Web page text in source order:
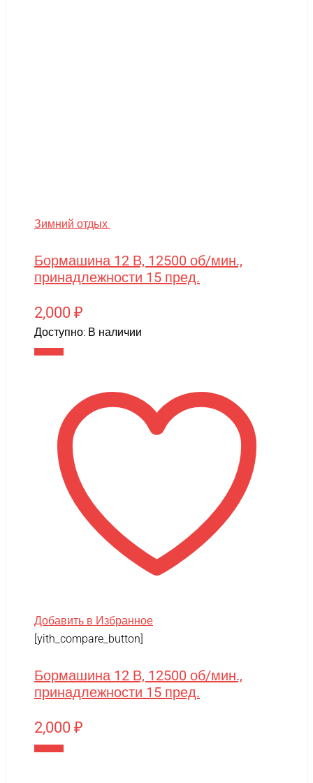
Зимний отдых
Бормашина 12 В, 12500 об/мин.,
принадлежности 15 пред.
2,000 ₽
Доступно: В наличии
Добавить в Избранное
[yith_compare_button]
Бормашина 12 В, 12500 об/мин.,
принадлежности 15 пред.
2,000 ₽